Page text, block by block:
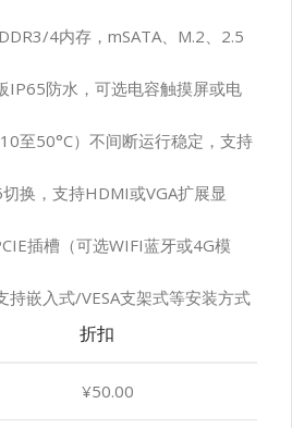
4内存，mSATA、M.2、2.5
防水，可选电容触摸屏或电
至50°C）不间断运行稳定，支持
换，支持HDMI或VGA扩展显
插槽（可选WIFI蓝牙或4G模
嵌入式/VESA支架式等安装方式
折扣
¥50.00